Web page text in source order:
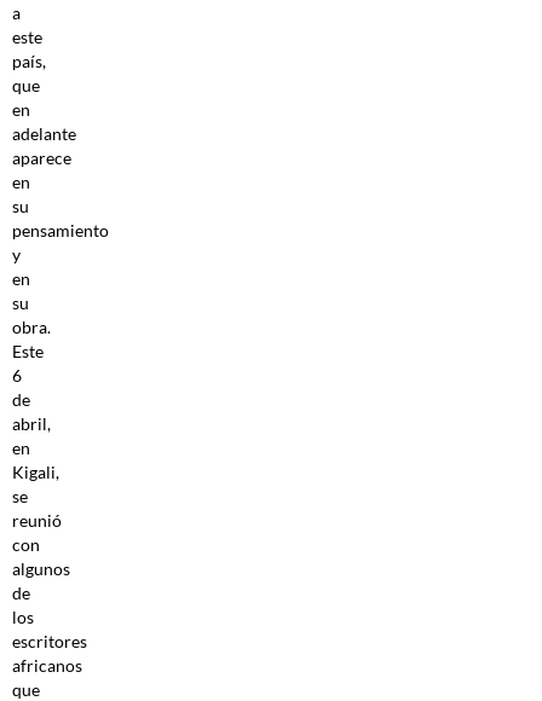
a
este
país,
que
en
adelante
aparece
en
su
pensamiento
y
en
su
obra.
Este
6
de
abril,
en
Kigali,
se
reunió
con
algunos
de
los
escritores
africanos
que